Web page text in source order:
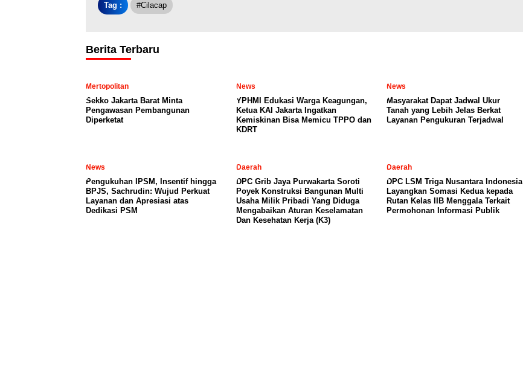
Tag : #cilacap
Berita Terbaru
Mertopolitan
Sekko Jakarta Barat Minta
Pengawasan Pembangunan
Diperketat
News
YPHMI Edukasi Warga Keagungan,
Ketua KAI Jakarta Ingatkan
Kemiskinan Bisa Memicu TPPO dan
KDRT
News
Masyarakat Dapat Jadwal Ukur
Tanah yang Lebih Jelas Berkat
Layanan Pengukuran Terjadwal
News
Pengukuhan IPSM, Insentif hingga
BPJS, Sachrudin: Wujud Perkuat
Layanan dan Apresiasi atas
Dedikasi PSM
Daerah
DPC Grib Jaya Purwakarta Soroti
Poyek Konstruksi Bangunan Multi
Usaha Milik Pribadi Yang Diduga
Mengabaikan Aturan Keselamatan
Dan Kesehatan Kerja (K3)
Daerah
DPC LSM Triga Nusantara Indonesia
Layangkan Somasi Kedua kepada
Rutan Kelas IIB Menggala Terkait
Permohonan Informasi Publik